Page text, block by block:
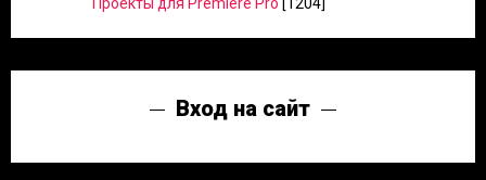
Вход на сайт